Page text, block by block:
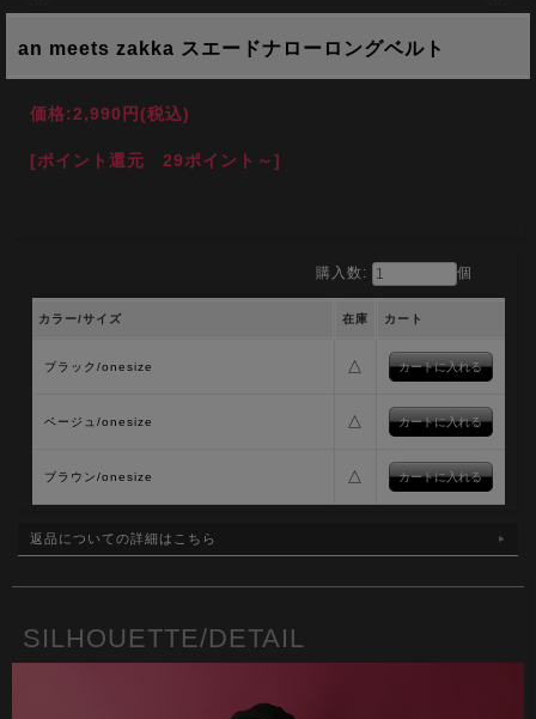
an meets zakka スエードナローロングベルト
価格:2,990円(税込)
[ポイント還元 29ポイント～]
購入数: 個
カラー/サイズ 在庫 カート
ブラック/onesize △
ベージュ/onesize △
ブラウン/onesize △
返品についての詳細はこちら
SILHOUETTE/DETAIL